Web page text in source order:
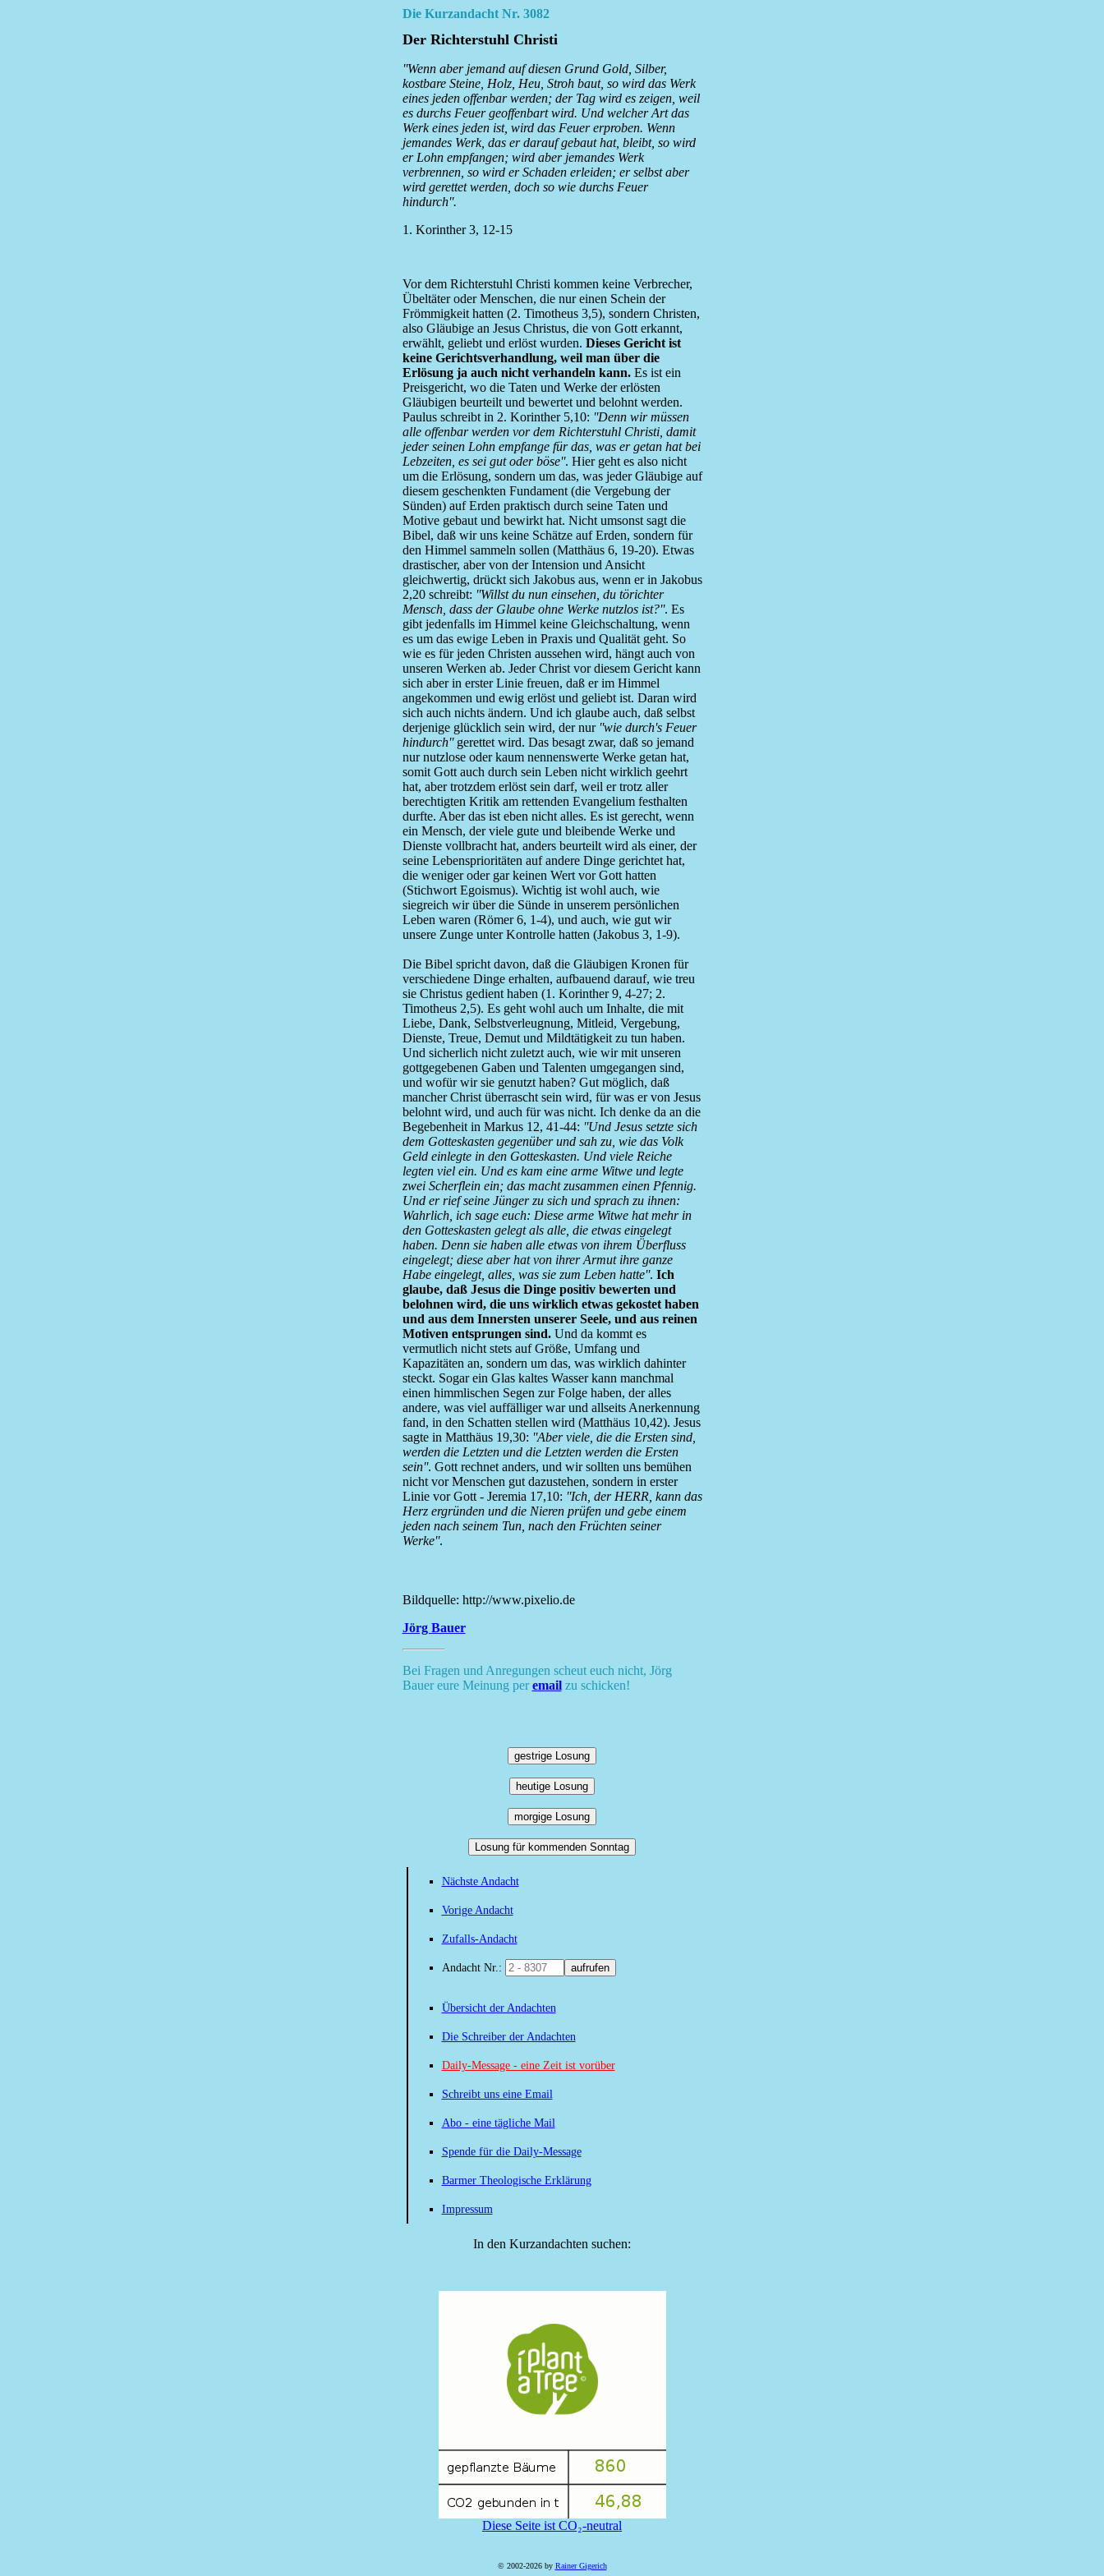
Die Kurzandacht Nr. 3082
Der Richterstuhl Christi
''Wenn aber jemand auf diesen Grund Gold, Silber,
kostbare Steine, Holz, Heu, Stroh baut, so wird das Werk
eines jeden offenbar werden; der Tag wird es zeigen, weil
es durchs Feuer geoffenbart wird. Und welcher Art das
Werk eines jeden ist, wird das Feuer erproben. Wenn
jemandes Werk, das er darauf gebaut hat, bleibt, so wird
er Lohn empfangen; wird aber jemandes Werk
verbrennen, so wird er Schaden erleiden; er selbst aber
wird gerettet werden, doch so wie durchs Feuer
hindurch''.
1. Korinther 3, 12-15
Vor dem Richterstuhl Christi kommen keine Verbrecher,
Übeltäter oder Menschen, die nur einen Schein der
Frömmigkeit hatten (2. Timotheus 3,5), sondern Christen,
also Gläubige an Jesus Christus, die von Gott erkannt,
erwählt, geliebt und erlöst wurden. Dieses Gericht ist
keine Gerichtsverhandlung, weil man über die
Erlösung ja auch nicht verhandeln kann.Es ist ein
Preisgericht, wo die Taten und Werke der erlösten
Gläubigen beurteilt und bewertet und belohnt werden.
Paulus schreibt in 2. Korinther 5,10: ''Denn wir müssen
alle offenbar werden vor dem Richterstuhl Christi, damit
jeder seinen Lohn empfange für das, was er getan hat bei
Lebzeiten, es sei gut oder böse''. Hier geht es also nicht
um die Erlösung, sondern um das, was jeder Gläubige auf
diesem geschenkten Fundament (die Vergebung der
Sünden) auf Erden praktisch durch seine Taten und
Motive gebaut und bewirkt hat. Nicht umsonst sagt die
Bibel, daß wir uns keine Schätze auf Erden, sondern für
den Himmel sammeln sollen (Matthäus 6, 19-20). Etwas
drastischer, aber von der Intension und Ansicht
gleichwertig, drückt sich Jakobus aus, wenn er in Jakobus
2,20 schreibt: ''Willst du nun einsehen, du törichter
Mensch, dass der Glaube ohne Werke nutzlos ist?''. Es
gibt jedenfalls im Himmel keine Gleichschaltung, wenn
es um das ewige Leben in Praxis und Qualität geht. So
wie es für jeden Christen aussehen wird, hängt auch von
unseren Werken ab. Jeder Christ vor diesem Gericht kann
sich aber in erster Linie freuen, daß er im Himmel
angekommen und ewig erlöst und geliebt ist. Daran wird
sich auch nichts ändern. Und ich glaube auch, daß selbst
derjenige glücklich sein wird, der nur ''wie durch's Feuer
hindurch''gerettet wird. Das besagt zwar, daß so jemand
nur nutzlose oder kaum nennenswerte Werke getan hat,
somit Gott auch durch sein Leben nicht wirklich geehrt
hat, aber trotzdem erlöst sein darf, weil er trotz aller
berechtigten Kritik am rettenden Evangelium festhalten
durfte. Aber das ist eben nicht alles. Es ist gerecht, wenn
ein Mensch, der viele gute und bleibende Werke und
Dienste vollbracht hat, anders beurteilt wird als einer, der
seine Lebensprioritäten auf andere Dinge gerichtet hat,
die weniger oder gar keinen Wert vor Gott hatten
(Stichwort Egoismus). Wichtig ist wohl auch, wie
siegreich wir über die Sünde in unserem persönlichen
Leben waren (Römer 6, 1-4), und auch, wie gut wir
unsere Zunge unter Kontrolle hatten (Jakobus 3, 1-9).
Die Bibel spricht davon, daß die Gläubigen Kronen für
verschiedene Dinge erhalten, aufbauend darauf, wie treu
sie Christus gedient haben (1. Korinther 9, 4-27; 2.
Timotheus 2,5). Es geht wohl auch um Inhalte, die mit
Liebe, Dank, Selbstverleugnung, Mitleid, Vergebung,
Dienste, Treue, Demut und Mildtätigkeit zu tun haben.
Und sicherlich nicht zuletzt auch, wie wir mit unseren
gottgegebenen Gaben und Talenten umgegangen sind,
und wofür wir sie genutzt haben? Gut möglich, daß
mancher Christ überrascht sein wird, für was er von Jesus
belohnt wird, und auch für was nicht. Ich denke da an die
Begebenheit in Markus 12, 41-44: ''Und Jesus setzte sich
dem Gotteskasten gegenüber und sah zu, wie das Volk
Geld einlegte in den Gotteskasten. Und viele Reiche
legten viel ein. Und es kam eine arme Witwe und legte
zwei Scherflein ein; das macht zusammen einen Pfennig.
Und er rief seine Jünger zu sich und sprach zu ihnen:
Wahrlich, ich sage euch: Diese arme Witwe hat mehr in
den Gotteskasten gelegt als alle, die etwas eingelegt
haben. Denn sie haben alle etwas von ihrem Überfluss
eingelegt; diese aber hat von ihrer Armut ihre ganze
Habe eingelegt, alles, was sie zum Leben hatte''. Ich
glaube, daß Jesus die Dinge positiv bewerten und
belohnen wird, die uns wirklich etwas gekostet haben
und aus dem Innersten unserer Seele, und aus reinen
Motiven entsprungen sind.Und da kommt es
vermutlich nicht stets auf Größe, Umfang und
Kapazitäten an, sondern um das, was wirklich dahinter
steckt. Sogar ein Glas kaltes Wasser kann manchmal
einen himmlischen Segen zur Folge haben, der alles
andere, was viel auffälliger war und allseits Anerkennung
fand, in den Schatten stellen wird (Matthäus 10,42). Jesus
sagte in Matthäus 19,30: ''Aber viele, die die Ersten sind,
werden die Letzten und die Letzten werden die Ersten
sein''. Gott rechnet anders, und wir sollten uns bemühen
nicht vor Menschen gut dazustehen, sondern in erster
Linie vor Gott - Jeremia 17,10: ''Ich, der HERR, kann das
Herz ergründen und die Nieren prüfen und gebe einem
jeden nach seinem Tun, nach den Früchten seiner
Werke''.
Bildquelle: http://www.pixelio.de
Jörg Bauer
Bei Fragen und Anregungen scheut euch nicht, Jörg
Bauer eure Meinung peremailzu schicken!
gestrige Losung
heutige Losung
morgige Losung
Losung für kommenden Sonntag
Nächste Andacht
Vorige Andacht
Zufalls-Andacht
Andacht Nr.: aufrufen
Übersicht der Andachten
Die Schreiber der Andachten
Daily-Message - eine Zeit ist vorüber
Schreibt uns eine Email
Abo - eine tägliche Mail
Spende für die Daily-Message
Barmer Theologische Erklärung
Impressum
In den Kurzandachten suchen:
Diese Seite ist CO₂-neutral
© 2002-2026 by Rainer Gigerich